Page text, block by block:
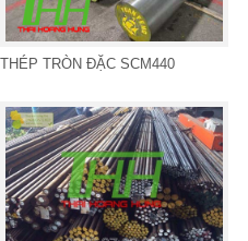
THÉP TRÒN ĐẶC SCM440